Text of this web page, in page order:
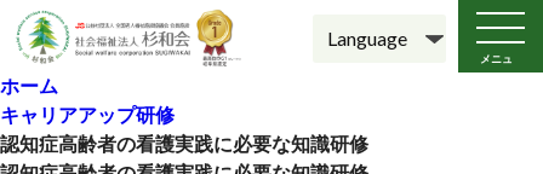
メニュ
ー
ホーム
キャリアアップ研修
認知症高齢者の看護実践に必要な知識研修